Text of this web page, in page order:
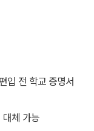
입 전 학교 증명서
체 가능